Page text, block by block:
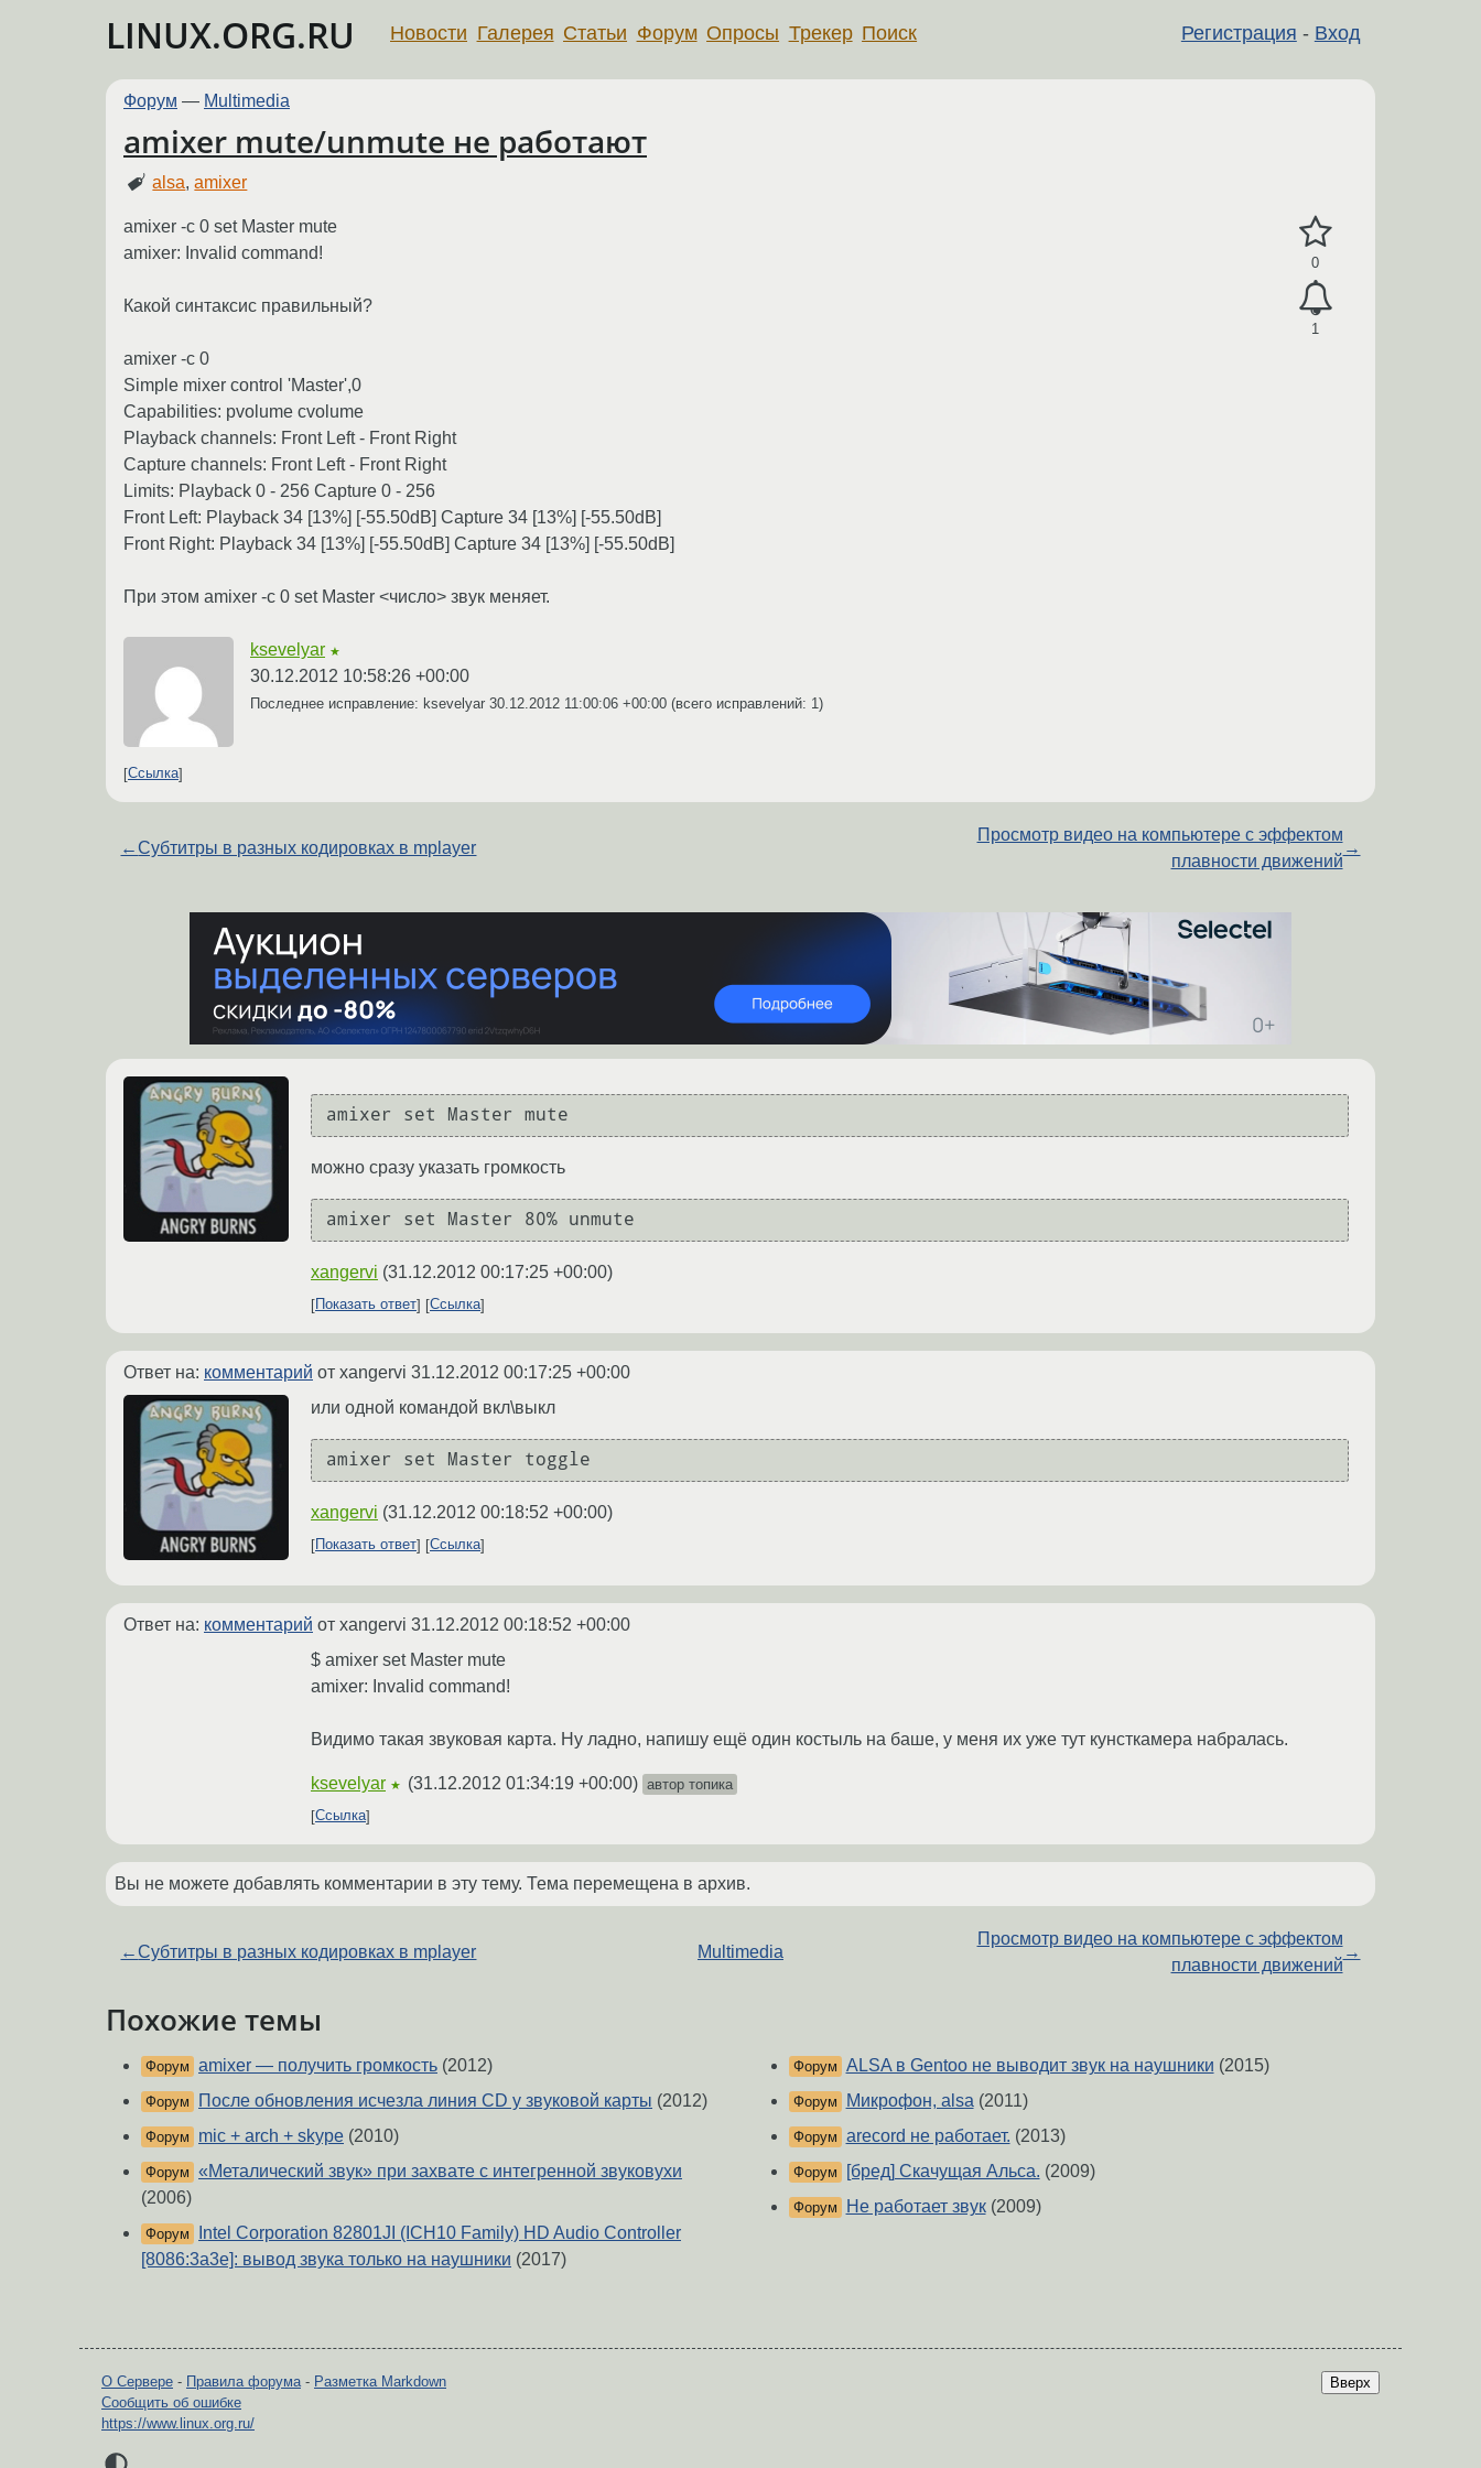
LINUX.ORG.RU Регистрация - Вход
Новости Галерея Статьи Форум Опросы Трекер Поиск
Форум — Multimedia
amixer mute/unmute не работают
alsa,amixer
0
1
amixer -c 0 set Master mute
amixer: Invalid command!
Какой синтаксис правильный?
amixer -c 0
Simple mixer control 'Master',0
Capabilities: pvolume cvolume
Playback channels: Front Left - Front Right
Capture channels: Front Left - Front Right
Limits: Playback 0 - 256 Capture 0 - 256
Front Left: Playback 34 [13%] [-55.50dB] Capture 34 [13%] [-55.50dB]
Front Right: Playback 34 [13%] [-55.50dB] Capture 34 [13%] [-55.50dB]
При этом amixer -c 0 set Master <число> звук меняет.
ksevelyar ★
30.12.2012 10:58:26 +00:00
Последнее исправление: ksevelyar 30.12.2012 11:00:06 +00:00 (всего исправлений: 1)
Ссылка
←Субтитры в разных кодировках в mplayer
Просмотр видео на компьютере с эффектом
плавности движений
→
amixer set Master mute
можно сразу указать громкость
amixer set Master 80% unmute
xangervi (31.12.2012 00:17:25 +00:00)
Показать ответ Ссылка
Ответ на: комментарий от xangervi 31.12.2012 00:17:25 +00:00
или одной командой вкл\выкл
amixer set Master toggle
xangervi (31.12.2012 00:18:52 +00:00)
Показать ответ Ссылка
Ответ на: комментарий от xangervi 31.12.2012 00:18:52 +00:00
$ amixer set Master mute
amixer: Invalid command!
Видимо такая звуковая карта. Ну ладно, напишу ещё один костыль на баше, у меня их уже тут кунсткамера набралась.
ksevelyar ★ (31.12.2012 01:34:19 +00:00) автор топика
Ссылка
Вы не можете добавлять комментарии в эту тему. Тема перемещена в архив.
←Субтитры в разных кодировках в mplayer Multimedia
Просмотр видео на компьютере с эффектом
плавности движений
→
Похожие темы
Форум amixer — получить громкость (2012)
Форум После обновления исчезла линия CD у звуковой карты (2012)
Форум mic + arch + skype (2010)
Форум «Металический звук» при захвате с интегренной звуковухи
(2006)
Форум
Intel Corporation 82801JI (ICH10 Family) HD Audio Controller
[8086:3a3e]: вывод звука только на наушники (2017)
Форум ALSA в Gentoo не выводит звук на наушники (2015)
Форум Микрофон, alsa(2011)
Форум arecord не работает. (2013)
Форум [бред] Скачущая Альса. (2009)
Форум Не работает звук(2009)
Вверх
О Сервере - Правила форума- Разметка Markdown
Сообщить об ошибке
https://www.linux.org.ru/